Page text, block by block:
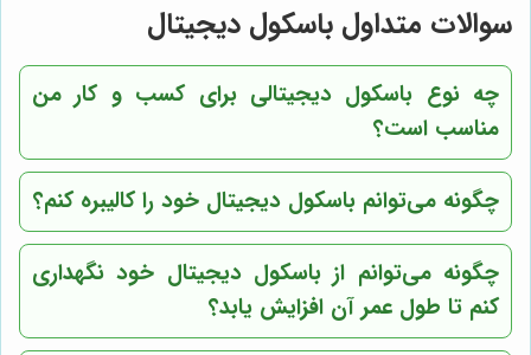
سوالات متداول باسکول دیجیتال
چه نوع باسکول دیجیتالی برای کسب و کار من
مناسب است؟
چگونه می‌توانم باسکول دیجیتال خود را کالیبره کنم؟
چگونه می‌توانم از باسکول دیجیتال خود نگهداری
کنم تا طول عمر آن افزایش یابد؟